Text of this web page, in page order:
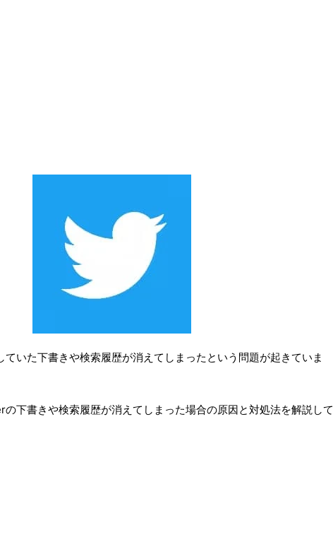
いた下書きや検索履歴が消えてしまったという問題が起きていま
下書きや検索履歴が消えてしまった場合の原因と対処法を解説して